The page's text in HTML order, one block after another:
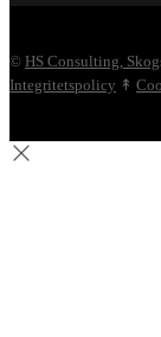
© HS Consulting,
Integritetspolicy ↟